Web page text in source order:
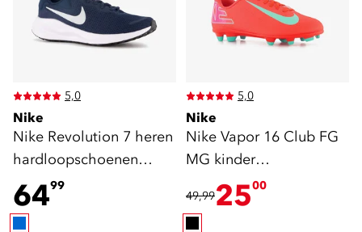
5,0
Nike
Nike Revolution 7 heren
hardloopschoenen
blauw
6499
5,0
Nike
Nike Vapor 16 Club FG
MG kinder
voetbalschoenen rood
49,992500